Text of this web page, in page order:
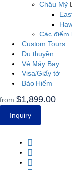
Châu Mỹ
Các điểm
Custom Tours
Du thuyền
Vé Máy Bay
Visa/Giấy tờ
Bảo Hiểm
from $1,899.00
Inquiry